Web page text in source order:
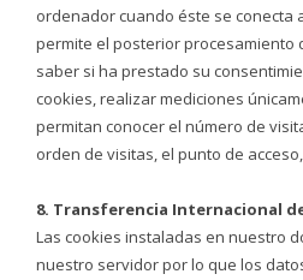
ordenador cuando éste se conecta
permite el posterior procesamiento
saber si ha prestado su
cookies, realizar mediciones
permitan conocer el número de
orden de visitas, el punto de
8. Transferencia Internacional
Las cookies instaladas en nuestro
nuestro servidor por lo que los